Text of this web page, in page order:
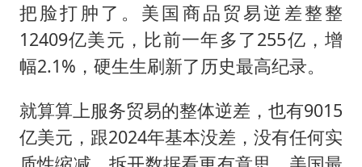
把脸打肿了。美国商品贸易逆差整整
12409亿美元，比前一年多了255亿，增
幅2.1%，硬生生刷新了历史最高纪录。
就算算上服务贸易的整体逆差，也有9015
亿美元，跟2024年基本没差，没有任何实